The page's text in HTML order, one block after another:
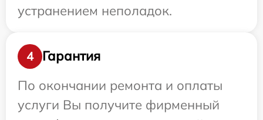
устранением неполадок.
4
Гарантия
По окончании ремонта и оплаты
услуги Вы получите фирменный